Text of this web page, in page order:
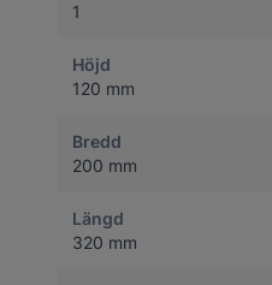
1
Höjd
120 mm
Bredd
200 mm
Längd
320 mm